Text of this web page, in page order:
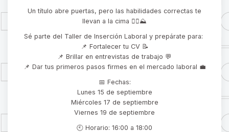
Un título abre puertas, pero las habilidades correctas te
llevan a la cima 🧗‍♀⛰
Sé parte del Taller de Inserción Laboral y prepárate para:
📌 Fortalecer tu CV 📝
📌 Brillar en entrevistas de trabajo 💬
📌 Dar tus primeros pasos firmes en el mercado laboral 💼
📅 Fechas:
Lunes 15 de septiembre
Miércoles 17 de septiembre
Viernes 19 de septiembre
🕙 Horario: 16:00 a 18:00